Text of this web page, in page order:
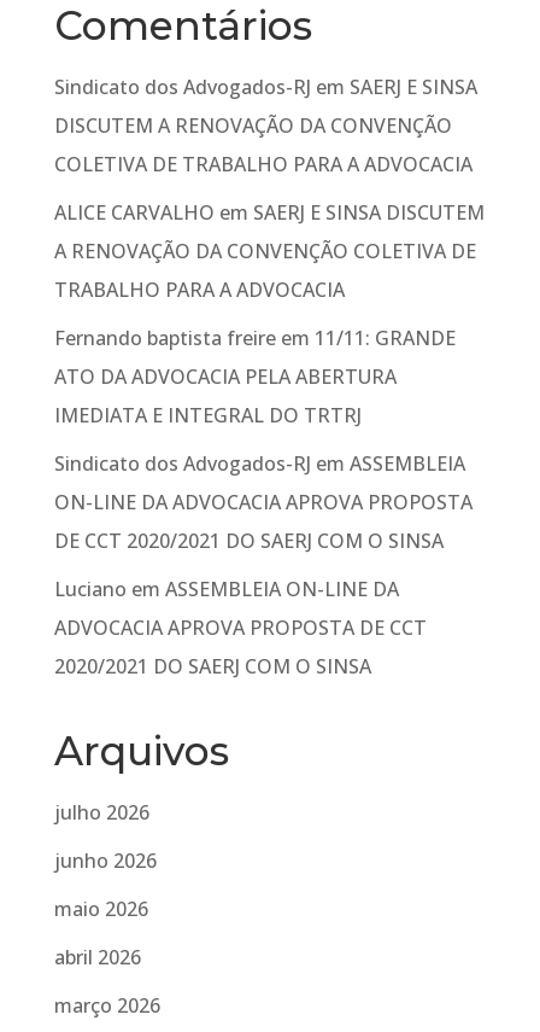
Comentários
Sindicato dos Advogados-RJ em SAERJ E SINSA
DISCUTEM A RENOVAÇÃO DA CONVENÇÃO
COLETIVA DE TRABALHO PARA A ADVOCACIA
ALICE CARVALHO em SAERJ E SINSA DISCUTEM
A RENOVAÇÃO DA CONVENÇÃO COLETIVA DE
TRABALHO PARA A ADVOCACIA
Fernando baptista freireem 11/11: GRANDE
ATO DA ADVOCACIA PELA ABERTURA
IMEDIATA E INTEGRAL DO TRTRJ
Sindicato dos Advogados-RJ em ASSEMBLEIA
ON-LINE DA ADVOCACIA APROVA PROPOSTA
DE CCT 2020/2021 DO SAERJ COM O SINSA
Luciano em ASSEMBLEIA ON-LINE DA
ADVOCACIA APROVA PROPOSTA DE CCT
2020/2021 DO SAERJ COM O SINSA
Arquivos
julho 2026
junho 2026
maio 2026
abril 2026
março 2026